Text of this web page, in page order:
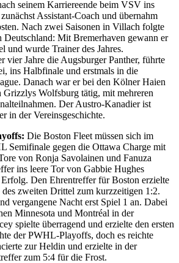
seinem Karriereende beim VSV ins
Assistant-Coach und übernahm
Nach zwei Saisonen in Villach folgte
Deutschland: Mit Bremerhaven gewann er
und wurde Trainer des Jahres.
vier Jahre die Augsburger Panther, führte
ins Halbfinale und erstmals in die
Danach war er bei den Kölner Haien
Grizzlys Wolfsburg tätig, mit mehreren
Der Austro-Kanadier ist
in der Vereinsgeschichte.
Die Boston Fleet müssen sich im
Semifinale gegen die Ottawa Charge mit
von Ronja Savolainen und Fanuza
ins leere Tor von Gabbie Hughes
Den Ehrentreffer für Boston erzielte
zweiten Drittel zum kurzzeitigen 1:2.
vergangene Nacht erst Spiel 1 an. Dabei
Minnesota und Montréal in der
spielte überragend und erzielte den ersten
der PWHL-Playoffs, doch es reichte
zur Heldin und erzielte in der
zum 5:4 für die Frost.